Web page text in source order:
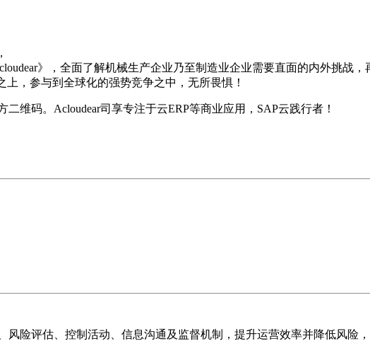
》，全面了解机械生产企业乃至制造业企业需要直面的内外挑战
，参与到全球化的强势竞争之中，无所畏惧！
维码。Acloudear司享专注于云ERP等商业应用，SAP云践行者！
险评估、控制活动、信息沟通及监督机制，提升运营效率并降低风险，